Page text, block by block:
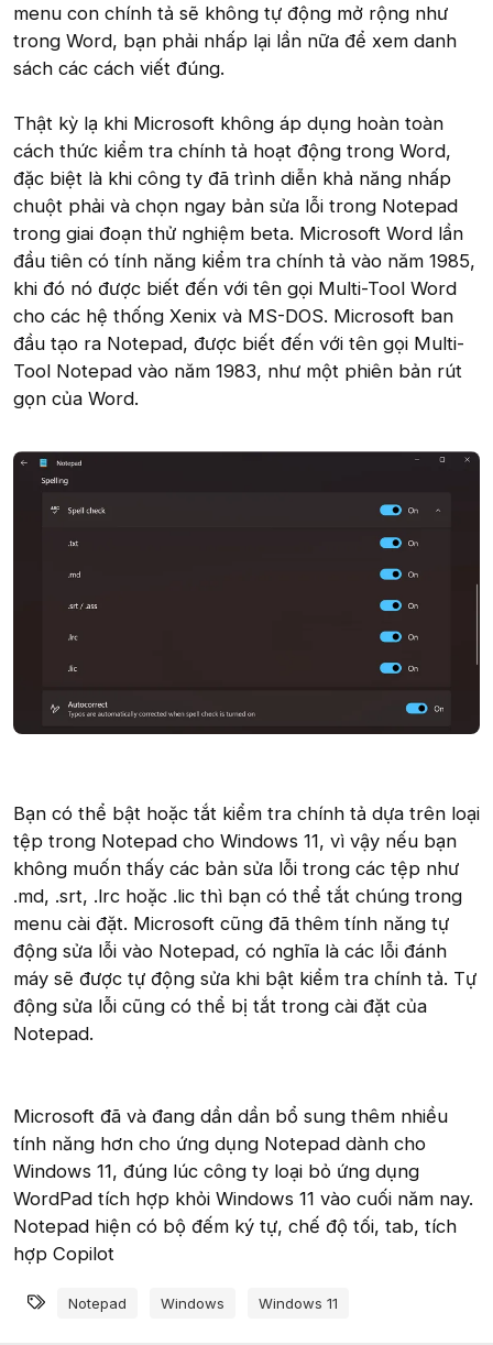
menu con chính tả sẽ không tự động mở rộng như
trong Word, bạn phải nhấp lại lần nữa để xem danh
sách các cách viết đúng.
Thật kỳ lạ khi Microsoft không áp dụng hoàn toàn
cách thức kiểm tra chính tả hoạt động trong Word,
đặc biệt là khi công ty đã trình diễn khả năng nhấp
chuột phải và chọn ngay bản sửa lỗi trong Notepad
trong giai đoạn thử nghiệm beta. Microsoft Word lần
đầu tiên có tính năng kiểm tra chính tả vào năm 1985,
khi đó nó được biết đến với tên gọi Multi-Tool Word
cho các hệ thống Xenix và MS-DOS. Microsoft ban
đầu tạo ra Notepad, được biết đến với tên gọi Multi-
Tool Notepad vào năm 1983, như một phiên bản rút
gọn của Word.
Bạn có thể bật hoặc tắt kiểm tra chính tả dựa trên loại
tệp trong Notepad cho Windows 11, vì vậy nếu bạn
không muốn thấy các bản sửa lỗi trong các tệp như
.md, .srt, .lrc hoặc .lic thì bạn có thể tắt chúng trong
menu cài đặt. Microsoft cũng đã thêm tính năng tự
động sửa lỗi vào Notepad, có nghĩa là các lỗi đánh
máy sẽ được tự động sửa khi bật kiểm tra chính tả. Tự
động sửa lỗi cũng có thể bị tắt trong cài đặt của
Notepad.
Microsoft đã và đang dần dần bổ sung thêm nhiều
tính năng hơn cho ứng dụng Notepad dành cho
Windows 11, đúng lúc công ty loại bỏ ứng dụng
WordPad tích hợp khỏi Windows 11 vào cuối năm nay.
Notepad hiện có bộ đếm ký tự, chế độ tối, tab, tích
hợp Copilot
Từ khóa
Notepad Windows Windows 11